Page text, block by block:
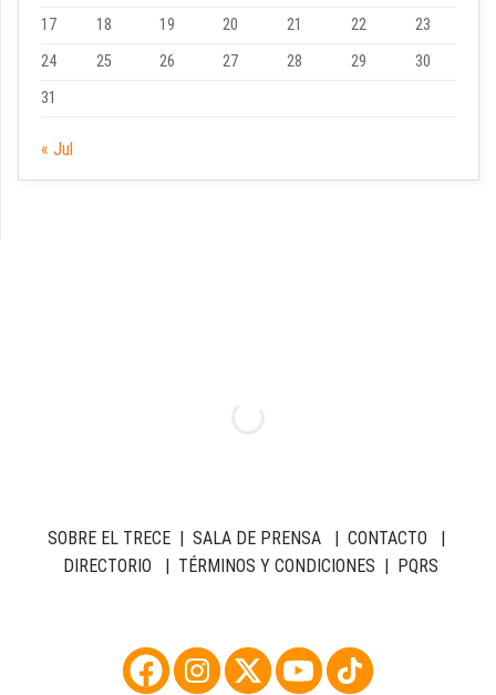
17
18 19 20 21 22
23
24
25 26 27 28 29
30
31
« Jul
SOBRE EL TRECE| SALA DE PRENSA| CONTACTO |
DIRECTORIO | TÉRMINOS Y CONDICIONES | PQRS